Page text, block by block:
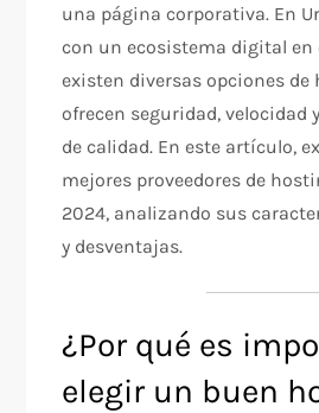
una página corporativa. En
con un ecosistema digital
existen diversas opciones de
ofrecen seguridad, velocidad
de calidad. En este artículo,
mejores proveedores de
2024, analizando sus
y desventajas.
¿Por qué es
elegir un buen